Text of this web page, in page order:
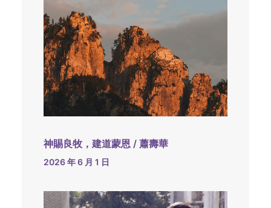
神賜良牧，建道蒙恩 / 蕭壽華
2026 年 6 月 1 日